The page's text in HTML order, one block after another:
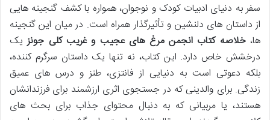
سفر به دنیای ادبیات کودک و نوجوان، همواره با کشف گنجینه هایی
از داستان های دلنشین و تأثیرگذار همراه است. در میان این گنجینه
ها،خلاصه کتاب انجمن مرغ های عجیب و غریب کلی جونزیک
درخشش خاص دارد. این کتاب، نه تنها یک داستان سرگرم کننده،
بلکه دعوتی است به دنیایی از فانتزی، طنز و درس های عمیق
زندگی. برای والدینی که در جستجوی اثری ارزشمند برای فرزندانشان
هستند، یا مربیانی که به دنبال محتوای جذاب برای بحث های